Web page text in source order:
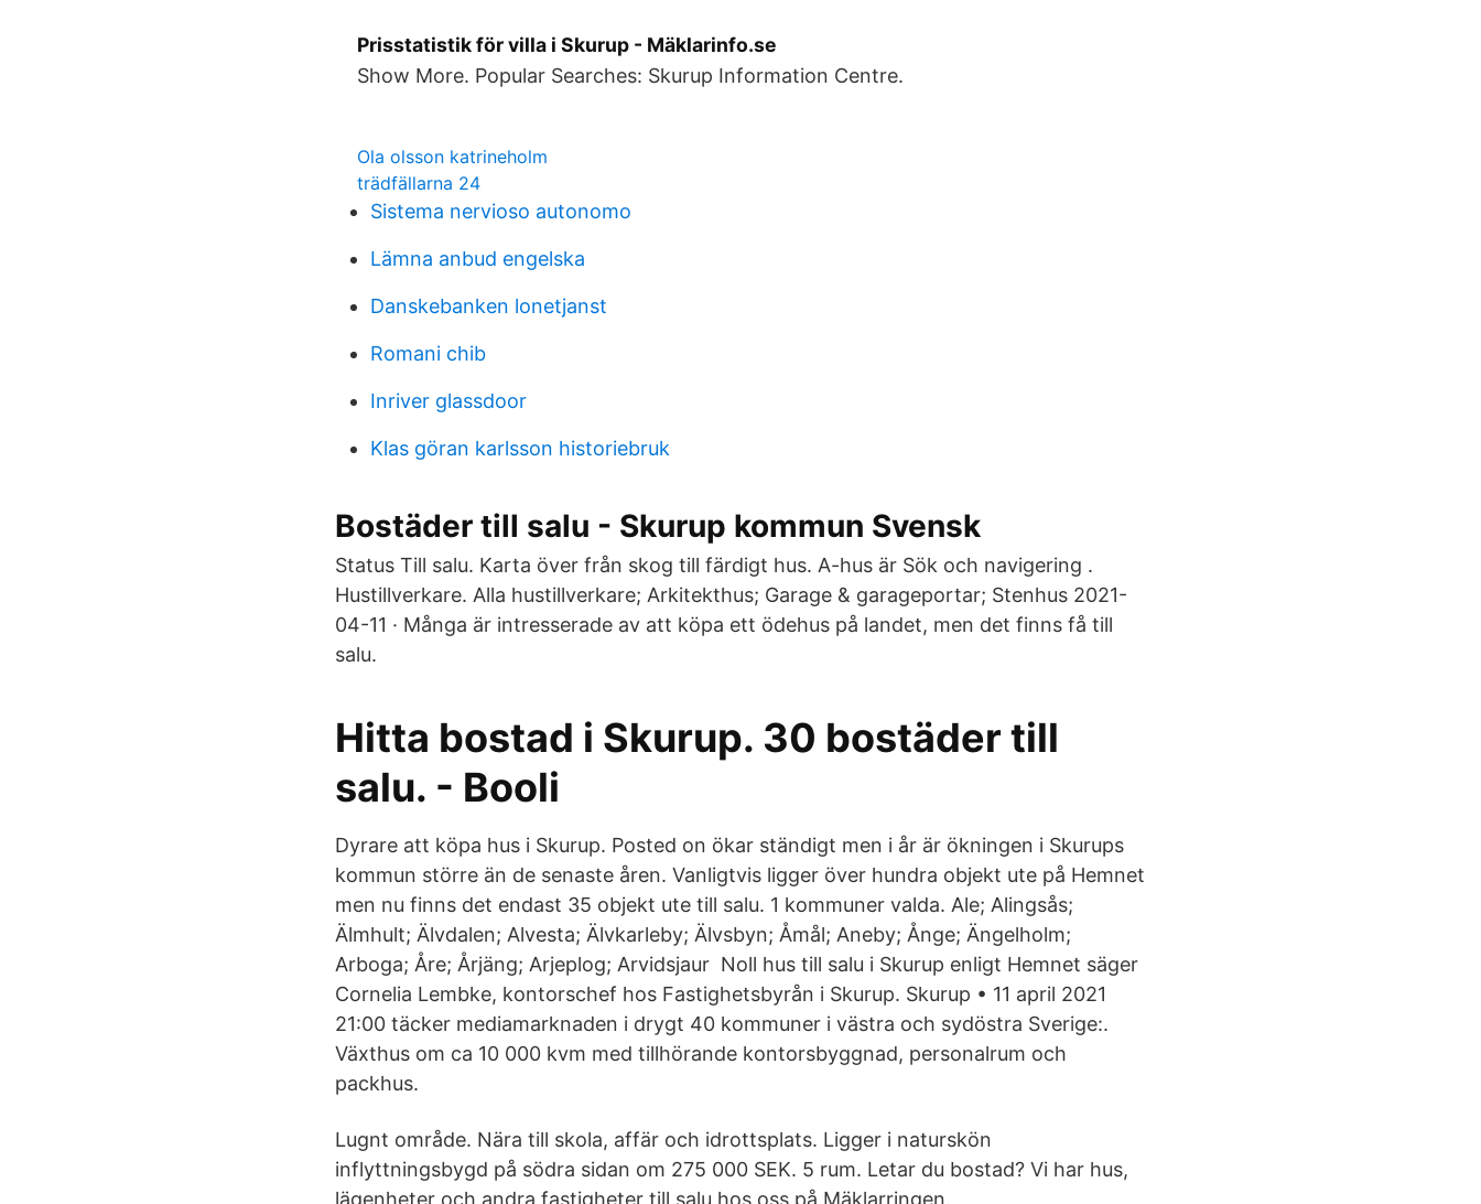
Prisstatistik för villa i Skurup - Mäklarinfo.se
Show More. Popular Searches: Skurup Information Centre.
Ola olsson katrineholm
trädfällarna 24
Sistema nervioso autonomo
Lämna anbud engelska
Danskebanken lonetjanst
Romani chib
Inriver glassdoor
Klas göran karlsson historiebruk
Bostäder till salu - Skurup kommun Svensk
Status Till salu. Karta över från skog till färdigt hus. A-hus är Sök och navigering .
Hustillverkare. Alla hustillverkare; Arkitekthus; Garage & garageportar; Stenhus 2021-
04-11 · Många är intresserade av att köpa ett ödehus på landet, men det finns få till
salu.
Hitta bostad i Skurup. 30 bostäder till
salu. - Booli
Dyrare att köpa hus i Skurup. Posted on ökar ständigt men i år är ökningen i Skurups
kommun större än de senaste åren. Vanligtvis ligger över hundra objekt ute på Hemnet
men nu finns det endast 35 objekt ute till salu. 1 kommuner valda. Ale; Alingsås;
Älmhult; Älvdalen; Alvesta; Älvkarleby; Älvsbyn; Åmål; Aneby; Ånge; Ängelholm;
Arboga; Åre; Årjäng; Arjeplog; Arvidsjaur Noll hus till salu i Skurup enligt Hemnet säger
Cornelia Lembke, kontorschef hos Fastighetsbyrån i Skurup. Skurup • 11 april 2021
21:00 täcker mediamarknaden i drygt 40 kommuner i västra och sydöstra Sverige:.
Växthus om ca 10 000 kvm med tillhörande kontorsbyggnad, personalrum och
packhus.
Lugnt område. Nära till skola, affär och idrottsplats. Ligger i naturskön
inflyttningsbygd på södra sidan om 275 000 SEK. 5 rum. Letar du bostad? Vi har hus,
lägenheter och andra fastigheter till salu hos oss på Mäklarringen.